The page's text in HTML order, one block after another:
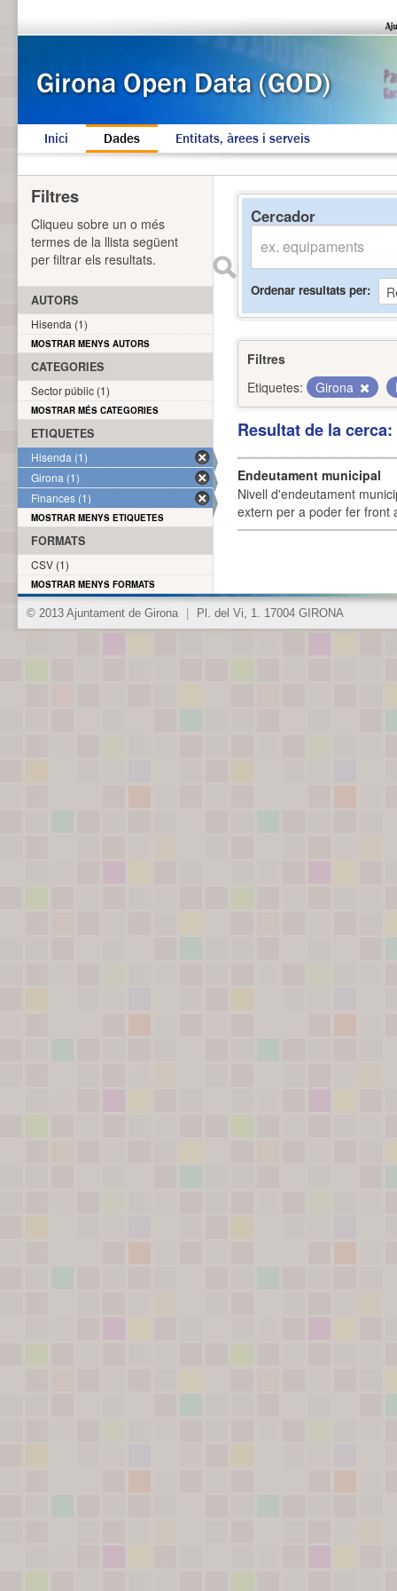
Inici Dades Entitats, àrees i serveis
Cercador
Ordenar resultats per
Filtres
Etiquetes:
Girona
Resultat de la
Endeutament municipal
Nivell d'endeutament
extern per a poder fer front
Filtres
Cliqueu sobre un o més
termes de la llista següent
per filtrar els resultats.
AUTORS
Hisenda (1)
MOSTRAR MENYS AUTORS
CATEGORIES
Sector públic (1)
MOSTRAR MÉS CATEGORIES
ETIQUETES
Hisenda (1)
Girona (1)
Finances (1)
MOSTRAR MENYS ETIQUETES
FORMATS
CSV (1)
MOSTRAR MENYS FORMATS
© 2013 Ajuntament de Girona Pl. del Vi, 1. 17004 GIRONA